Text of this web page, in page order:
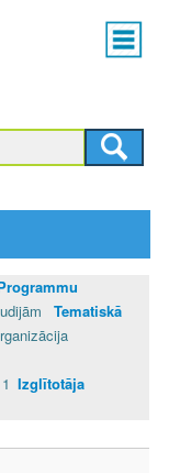
Main
menu
Tematiskā
1 Izglītotāja